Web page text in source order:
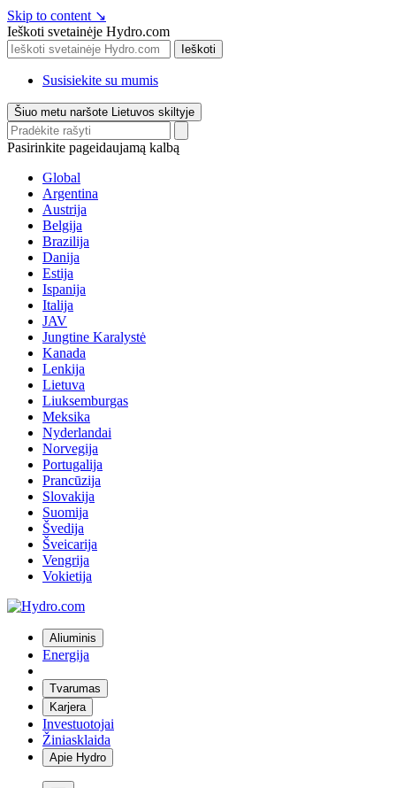
Skip to content ↘
Ieškoti svetainėje Hydro.com
Ieškoti
Susisiekite su mumis
Šiuo metu naršote Lietuvos skiltyje
Pasirinkite pageidaujamą kalbą
Global
Argentina
Austrija
Belgija
Brazilija
Danija
Estija
Ispanija
Italija
JAV
Jungtine Karalystė
Kanada
Lenkija
Lietuva
Liuksemburgas
Meksika
Nyderlandai
Norvegija
Portugalija
Prancūzija
Slovakija
Suomija
Švedija
Šveicarija
Vengrija
Vokietija
Aliuminis
Energija
Tvarumas
Karjera
Investuotojai
Žiniasklaida
Apie Hydro